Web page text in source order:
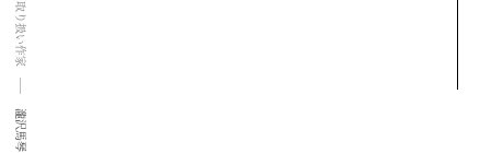
取り扱い作家
瀧沢馬琴